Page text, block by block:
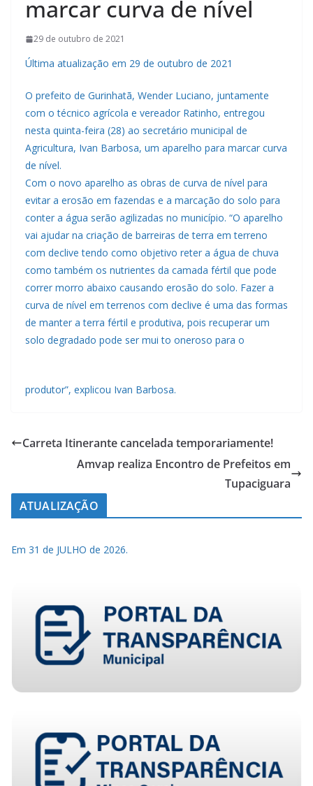
marcar curva de nível
29 de outubro de 2021
Última atualização em 29 de outubro de 2021
O prefeito de Gurinhatã, Wender Luciano, juntamente
com o técnico agrícola e vereador Ratinho, entregou
nesta quinta-feira (28) ao secretário municipal de
Agricultura, Ivan Barbosa, um aparelho para marcar curva
de nível.
Com o novo aparelho as obras de curva de nível para
evitar a erosão em fazendas e a marcação do solo para
conter a água serão agilizadas no município. “O aparelho
vai ajudar na criação de barreiras de terra em terreno
com declive tendo como objetivo reter a água de chuva
como também os nutrientes da camada fértil que pode
correr morro abaixo causando erosão do solo. Fazer a
curva de nível em terrenos com declive é uma das formas
de manter a terra fértil e produtiva, pois recuperar um
solo degradado pode ser mui to oneroso para o
produtor”, explicou Ivan Barbosa.
Carreta Itinerante cancelada temporariamente!
Amvap realiza Encontro de Prefeitos em
Tupaciguara
ATUALIZAÇÃO
Em 31 de JULHO de 2026.